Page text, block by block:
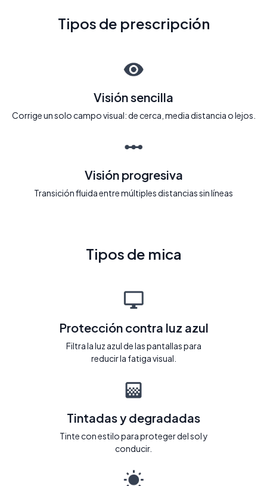
Tipos de prescripción
Visión sencilla
Corrige un solo campo visual: de cerca, media distancia o lejos.
Visión progresiva
Transición fluida entre múltiples distancias sin líneas
Tipos de mica
Protección contra luz azul
Filtra la luz azul de las pantallas para
reducir la fatiga visual.
Tintadas y degradadas
Tinte con estilo para proteger del sol y
conducir.